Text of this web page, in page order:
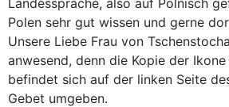
Polen sehr gut wissen und gerne
Unsere Liebe Frau von
anwesend, denn die Kopie der
befindet sich auf der linken Seite
Gebet umgeben.